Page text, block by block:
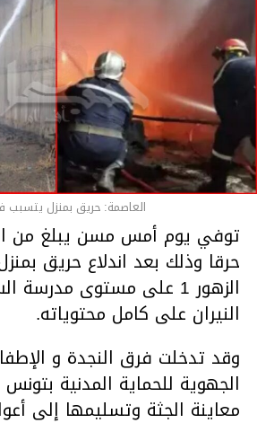
العاصمة: حريق بمنزل
حرقا وذلك بعد اندلاع حريق
الزهور 1 على مستوى
النيران على كامل محتوياته.
وقد تدخلت فرق النجدة و
الجهوية للحماية المدنية
معاينة الجثة وتسليمها إلى